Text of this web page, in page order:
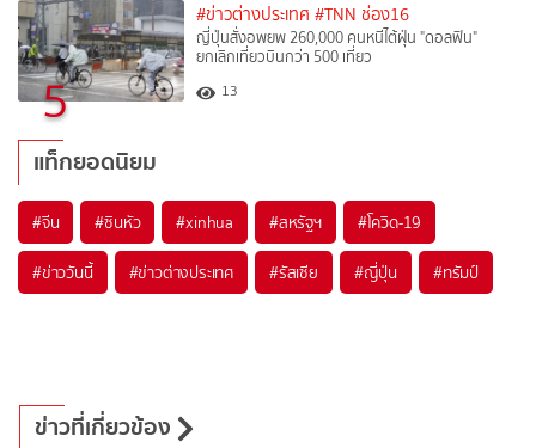
5
#ข่าวต่างประเทศ #TNN ช่อง16
ญี่ปุ่นสั่งอพยพ 260,000 คนหนีไต้ฝุ่น "ดอลฟิน"
ยกเลิกเที่ยวบินกว่า 500 เที่ยว
13
แท็กยอดนิยม
#จีน #ซินหัว #xinhua #สหรัฐฯ #โควิด-19
#ข่าววันนี้ #ข่าวต่างประเทศ #รัสเซีย #ญี่ปุ่น #ทรัมป์
ข่าวที่เกี่ยวข้อง